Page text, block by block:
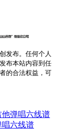
发布。任何个人
布本站内容到任
的合法权益，可
弹唱六线谱
唱六线谱